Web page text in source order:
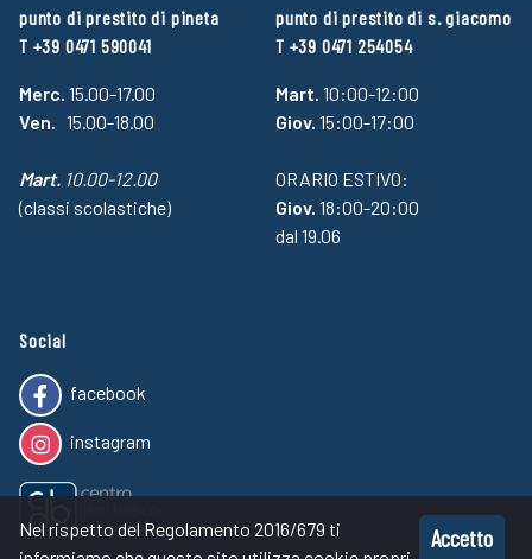
punto di prestito di pineta
T +39 0471 590041
Merc. 15.00-17.00
Ven.
15.00-18.00
Mart. 10.00-12.00
(classi scolastiche)
punto di prestito di s. giacomo
T +39 0471 254054
Mart. 10:00-12:00
Giov. 15:00-17:00
ORARIO ESTIVO:
Giov. 18:00-20:00
dal 19.06
Social
facebook
instagram
Accetto
Nel rispetto del Regolamento 2016/679 ti